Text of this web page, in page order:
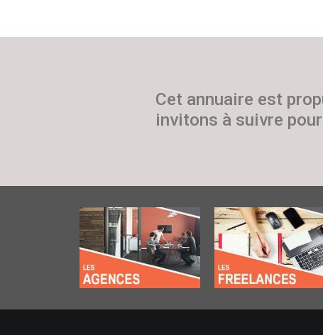
Cet annuaire est
invitons à suivre